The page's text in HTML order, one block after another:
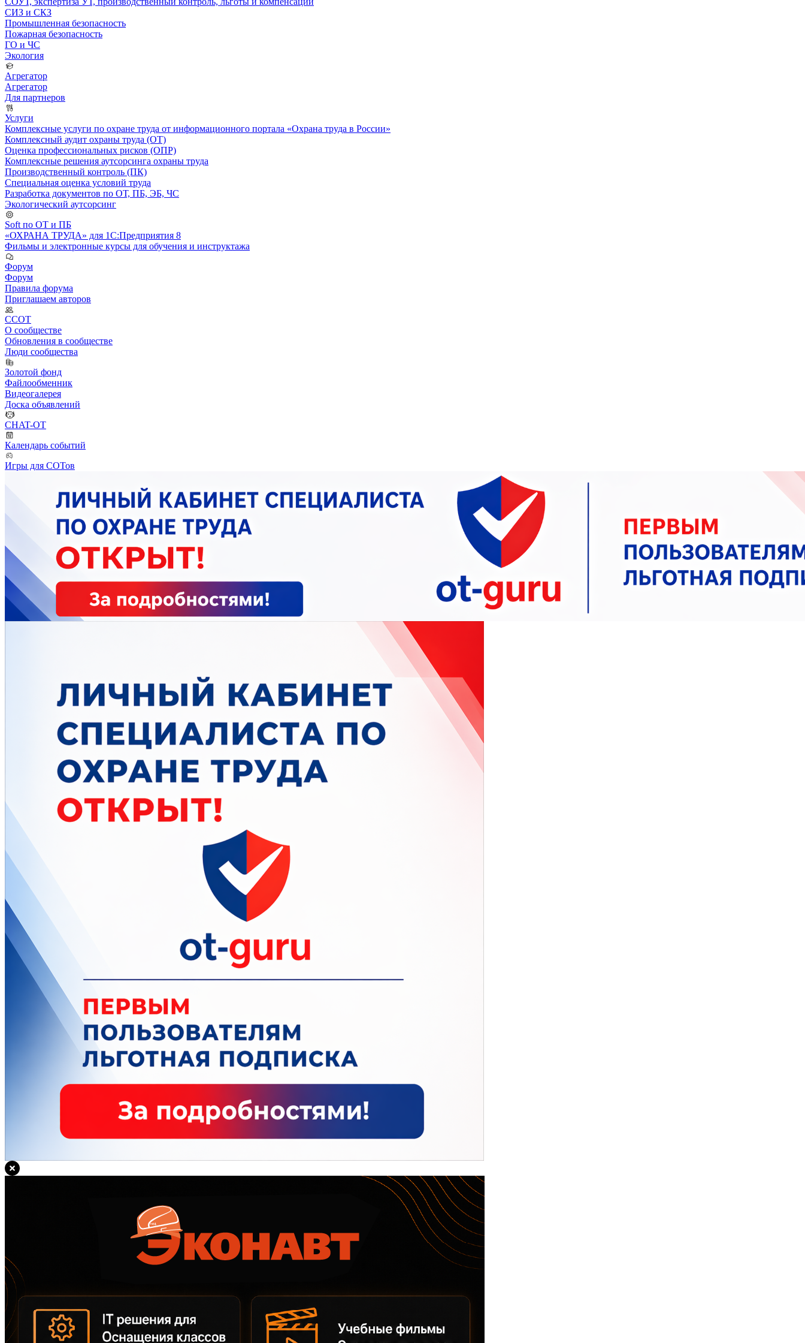
СИЗ и СКЗ
Промышленная безопасность
Пожарная безопасность
ГО и ЧС
Экология
Агрегатор
Агрегатор
Для партнеров
Услуги
Комплексные услуги по охране труда от информационного портала «Охрана труда в России»
Комплексный аудит охраны труда (ОТ)
Оценка профессиональных рисков (ОПР)
Комплексные решения аутсорсинга охраны труда
Производственный контроль (ПК)
Специальная оценка условий труда
Разработка документов по ОТ, ПБ, ЭБ, ЧС
Экологический аутсорсинг
Soft по ОТ и ПБ
«ОХРАНА ТРУДА» для 1С:Предприятия 8
Фильмы и электронные курсы для обучения и инструктажа
Форум
Форум
Правила форума
Приглашаем авторов
ССОТ
О сообществе
Обновления в сообществе
Люди сообщества
Золотой фонд
Файлообменник
Видеогалерея
Доска объявлений
CHAT-OT
Календарь событий
Игры для СОТов